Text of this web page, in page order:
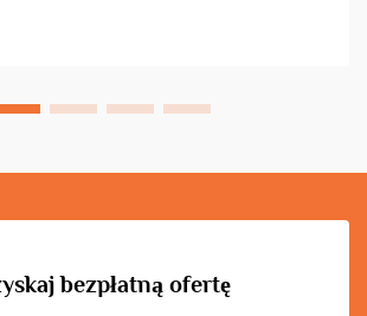
w kształcie koła i łuku stanowi przełomowy
bezpłatną ofertę